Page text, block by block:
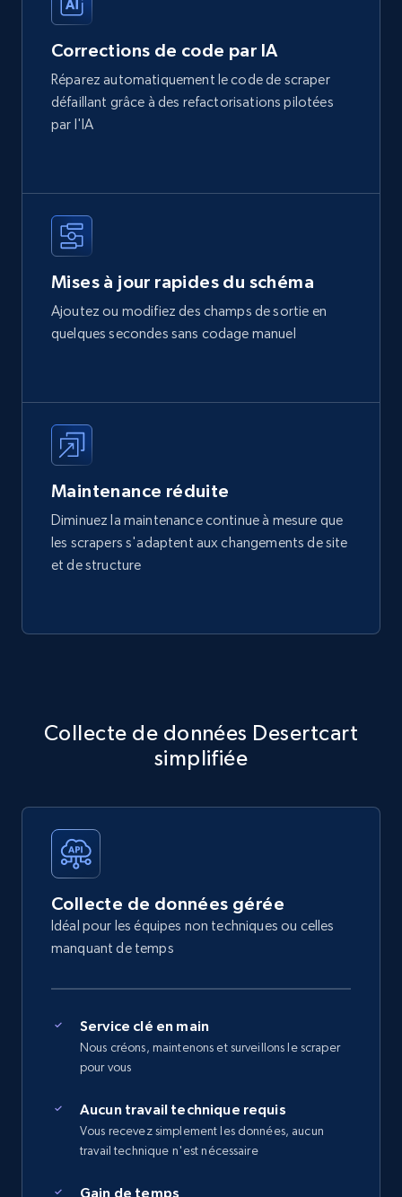
Corrections de code par IA
Réparez automatiquement le code de scraper
défaillant grâce à des refactorisations pilotées
par l'IA
Mises à jour rapides du schéma
Ajoutez ou modifiez des champs de sortie en
quelques secondes sans codage manuel
Maintenance réduite
Diminuez la maintenance continue à mesure que
les scrapers s'adaptent aux changements de site
et de structure
Collecte de données Desertcart
simplifiée
Collecte de données gérée
Idéal pour les équipes non techniques ou celles
manquant de temps
Service clé en main
Nous créons, maintenons et surveillons le scraper
pour vous
Aucun travail technique requis
Vous recevez simplement les données, aucun
travail technique n'est nécessaire
Gain de temps